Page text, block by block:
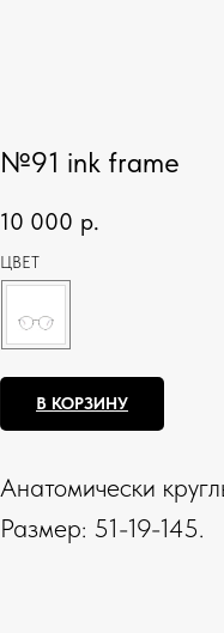
№91 ink frame
10 000 р.
ЦВЕТ
В КОРЗИНУ
Анатомически
Размер: 51-19-145.